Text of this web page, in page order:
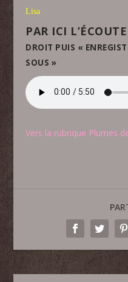
Lisa
PAR ICI
DROIT PUIS «
SOUS »
Vers la rubrique Plumes